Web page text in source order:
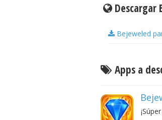
Descargar
Bejeweled
Apps a